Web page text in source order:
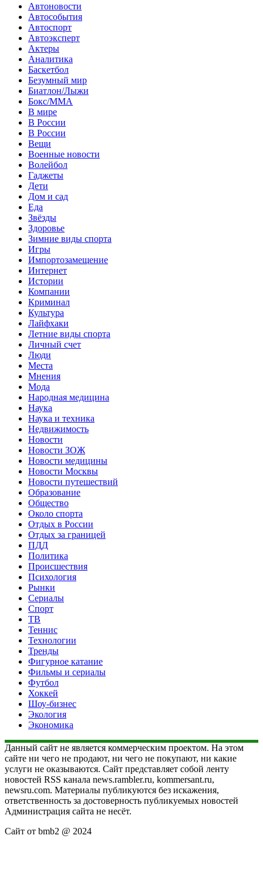
Автоновости
Автособытия
Автоспорт
Автоэксперт
Актеры
Аналитика
Баскетбол
Безумный мир
Биатлон/Лыжи
Бокс/MMA
В мире
В России
В России
Вещи
Военные новости
Волейбол
Гаджеты
Дети
Дом и сад
Еда
Звёзды
Здоровье
Зимние виды спорта
Игры
Импортозамещение
Интернет
Истории
Компании
Криминал
Культура
Лайфхаки
Летние виды спорта
Личный счет
Люди
Места
Мнения
Мода
Народная медицина
Наука
Наука и техника
Недвижимость
Новости
Новости ЗОЖ
Новости медицины
Новости Москвы
Новости путешествий
Образование
Общество
Около спорта
Отдых в России
Отдых за границей
ПДД
Политика
Происшествия
Психология
Рынки
Сериалы
Спорт
ТВ
Теннис
Технологии
Тренды
Фигурное катание
Фильмы и сериалы
Футбол
Хоккей
Шоу-бизнес
Экология
Экономика
Данный сайт не является коммерческим проектом. На этом
сайте ни чего не продают, ни чего не покупают, ни какие
услуги не оказываются. Сайт представляет собой ленту
новостей RSS канала news.rambler.ru, kommersant.ru,
newsru.com. Материалы публикуются без искажения,
ответственность за достоверность публикуемых новостей
Администрация сайта не несёт.
Сайт от bmb2 @ 2024